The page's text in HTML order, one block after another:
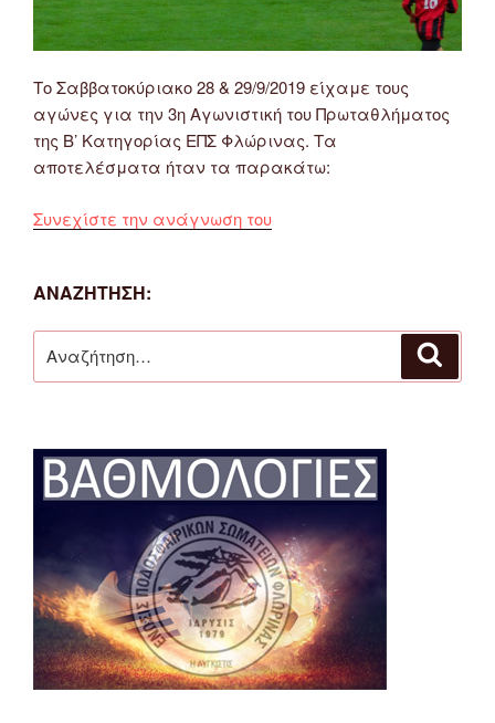
Το Σαββατοκύριακο 28 & 29/9/2019 είχαμε τους
αγώνες για την 3η Αγωνιστική του Πρωταθλήματος
της Β’ Κατηγορίας ΕΠΣ Φλώρινας. Τα
αποτελέσματα ήταν τα παρακάτω:
Συνεχίστε την ανάγνωση του“Αποτελέσματα
Φλώρινας
29/9/2019
(3η
ΑΝΑΖΉΤΗΣΗ:
για: